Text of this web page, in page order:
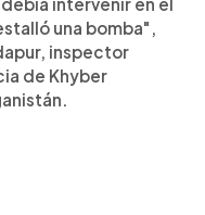
una bomba",
inspector
de Khyber